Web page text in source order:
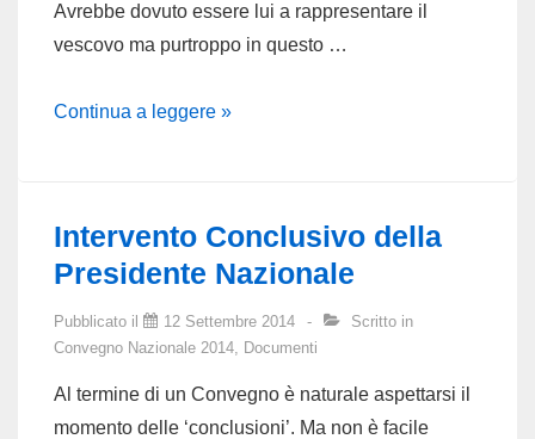
Avrebbe dovuto essere lui a rappresentare il
vescovo ma purtroppo in questo …
SALUTO
PER
LA
PASTORALE
DELLA
Continua a leggere »
Intervento Conclusivo della
Presidente Nazionale
Pubblicato il 12 Settembre 2014
Scritto in
Convegno Nazionale 2014, Documenti
Al termine di un Convegno è naturale aspettarsi il
momento delle ‘conclusioni’. Ma non è facile